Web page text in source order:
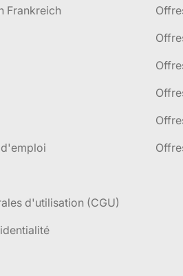
Frankreich
d'utilisation (CGU)